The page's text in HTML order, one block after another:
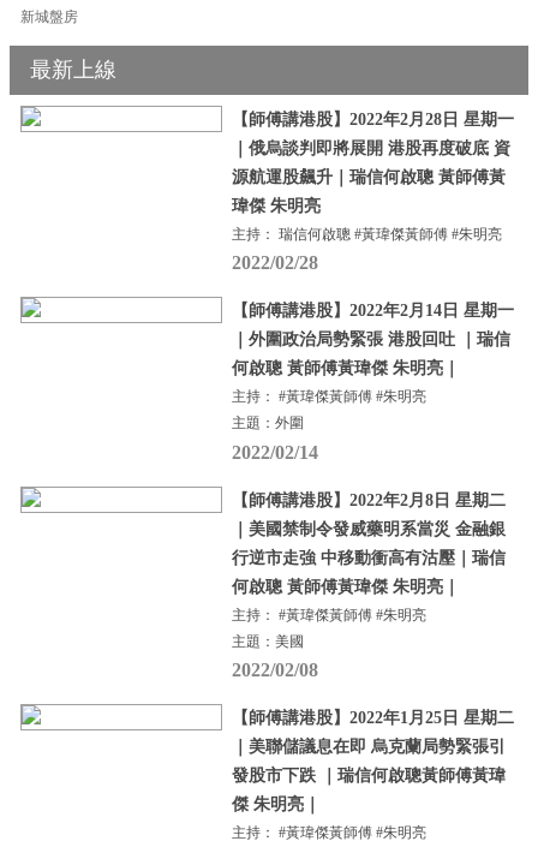
新城盤房
最新上線
【師傅講港股】2022年2月28日 星期一
｜俄烏談判即將展開 港股再度破底 資
源航運股飆升｜瑞信何啟聰 黃師傅黃
瑋傑 朱明亮
主持： 瑞信何啟聰 #黃瑋傑黃師傅 #朱明亮
2022/02/28
【師傅講港股】2022年2月14日 星期一
｜外圍政治局勢緊張 港股回吐 ｜瑞信
何啟聰 黃師傅黃瑋傑 朱明亮｜
主持： #黃瑋傑黃師傅 #朱明亮
主題：外圍
2022/02/14
【師傅講港股】2022年2月8日 星期二
｜美國禁制令發威藥明系當災 金融銀
行逆市走強 中移動衝高有沽壓｜瑞信
何啟聰 黃師傅黃瑋傑 朱明亮｜
主持： #黃瑋傑黃師傅 #朱明亮
主題：美國
2022/02/08
【師傅講港股】2022年1月25日 星期二
｜美聯儲議息在即 烏克蘭局勢緊張引
發股市下跌 ｜瑞信何啟聰黃師傅黃瑋
傑 朱明亮｜
主持： #黃瑋傑黃師傅 #朱明亮